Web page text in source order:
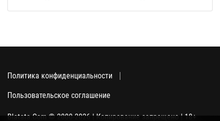
Политика конфиденциальности
Пользовательское соглашение
Blatata.Com © 2000-2026 | Копирование запрещено | 18+